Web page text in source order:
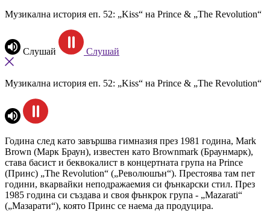
Музикална история еп. 52: „Kiss“ на Prince & „The Revolution“
Слушай Слушай
Музикална история еп. 52: „Kiss“ на Prince & „The Revolution“
Година след като завършва гимназия през 1981 година, Mark
Brown (Марк Браун), известен като Brownmark (Браунмарк),
става басист и беквокалист в концертната група на Prince
(Принс) „The Revolution“ („Революшън“). Престоява там пет
години, вкарвайки неподражаемия си фънкарски стил. През
1985 година си създава и своя фънкрок група - „Mazarati“
(„Мазарати“), която Принс се наема да продуцира.